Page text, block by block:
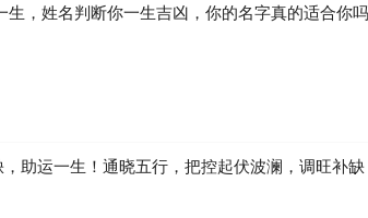
生，姓名判断你一生吉凶，你的名字真的适合你
助运一生！通晓五行，把控起伏波澜，调旺补